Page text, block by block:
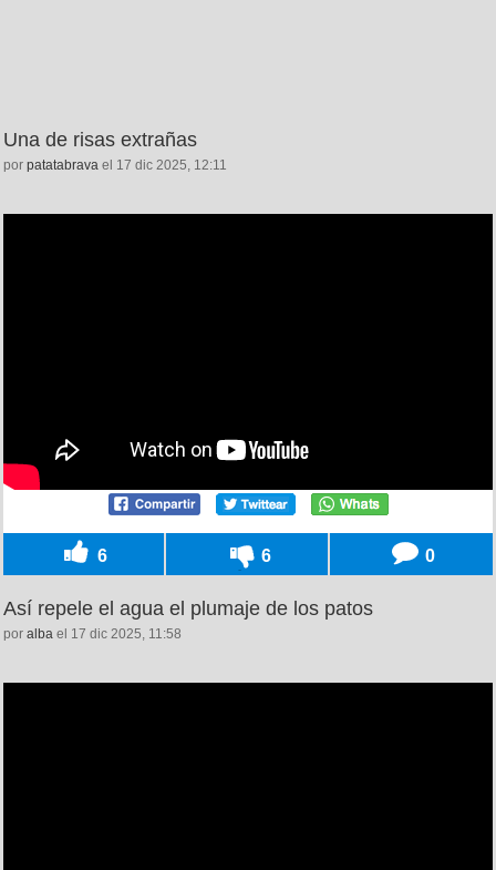
Una de risas extrañas
por patatabrava el 17 dic 2025, 12:11
6 6 0
Así repele el agua el plumaje de los patos
por alba el 17 dic 2025, 11:58